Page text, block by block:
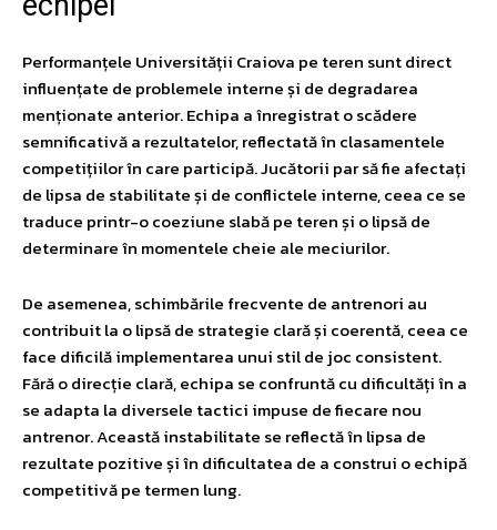
Performanțele Universității Craiova pe teren sunt direct
influențate de problemele interne și de degradarea
menționate anterior. Echipa a înregistrat o scădere
semnificativă a rezultatelor, reflectată în clasamentele
competițiilor în care participă. Jucătorii par să fie afectați
de lipsa de stabilitate și de conflictele interne, ceea ce se
traduce printr-o coeziune slabă pe teren și o lipsă de
determinare în momentele cheie ale meciurilor.
De asemenea, schimbările frecvente de antrenori au
contribuit la o lipsă de strategie clară și coerentă, ceea ce
face dificilă implementarea unui stil de joc consistent.
Fără o direcție clară, echipa se confruntă cu dificultăți în a
se adapta la diversele tactici impuse de fiecare nou
antrenor. Această instabilitate se reflectă în lipsa de
rezultate pozitive și în dificultatea de a construi o echipă
competitivă pe termen lung.